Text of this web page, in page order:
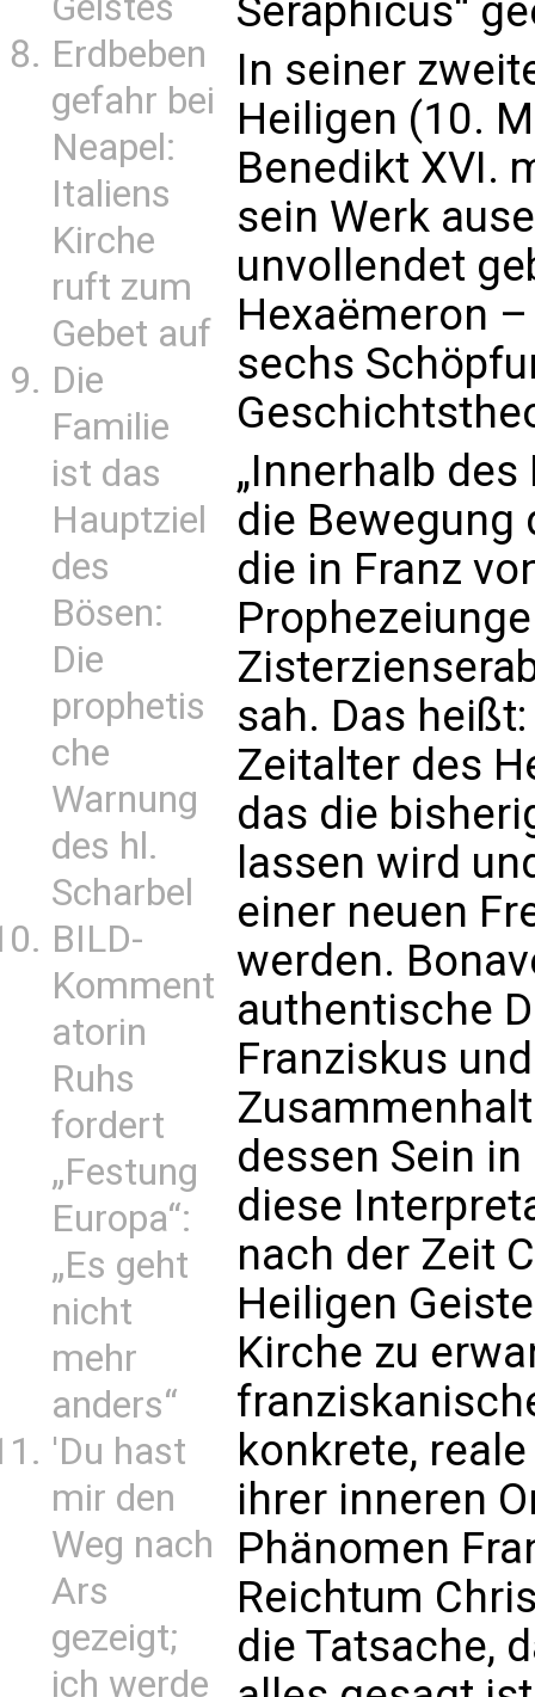
Erdbeben
gefahr bei
Neapel:
Italiens
Kirche
ruft zum
Gebet auf
Die
Familie
ist das
Hauptziel
des
Bösen:
Die
prophetis
che
Warnung
des hl.
Scharbel
BILD-
Komment
atorin
Ruhs
fordert
„Festung
Europa“:
„Es geht
nicht
mehr
anders“
'Du hast
mir den
Weg nach
Ars
gezeigt;
ich werde
Seraphicus“
In seiner
Heiligen (10.
Benedikt XVI.
sein Werk
unvollendet
Hexaëmeron
sechs
„Innerhalb
die Bewegung
die in Franz
sah. Das
Zeitalter des
das die
lassen wird
einer neuen
werden.
authentische
Franziskus
dessen Sein
diese
nach der Zeit
Heiligen
Kirche zu
konkrete,
ihrer inneren
Phänomen
Reichtum
die Tatsache,